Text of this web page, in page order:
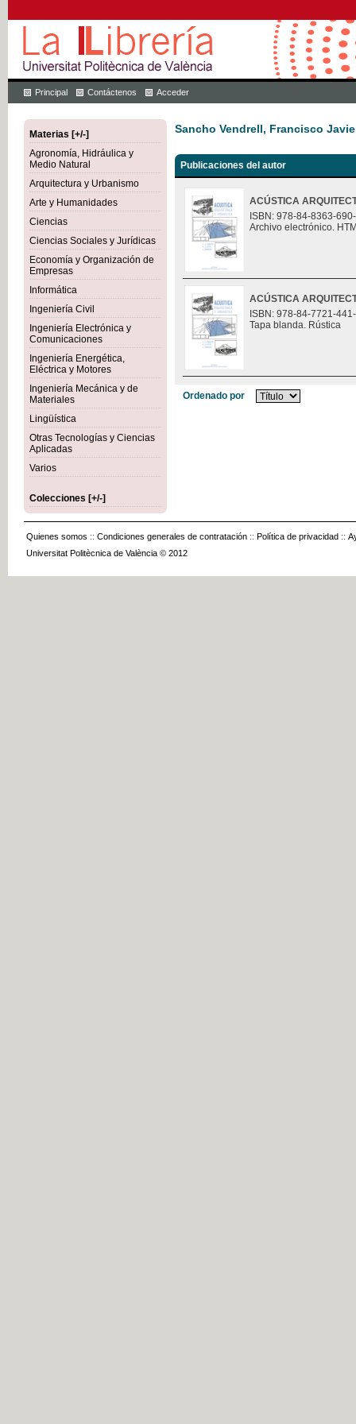
Principal Contáctenos Acceder
Materias [+/-]
Agronomía, Hidráulica y
Medio Natural
Arquitectura y Urbanismo
Arte y Humanidades
Ciencias
Ciencias Sociales y Jurídicas
Economía y Organización de
Empresas
Informática
Ingeniería Civil
Ingeniería Electrónica y
Comunicaciones
Ingeniería Energética,
Eléctrica y Motores
Ingeniería Mecánica y de
Materiales
Lingüística
Otras Tecnologías y Ciencias
Aplicadas
Varios
Colecciones [+/-]
Sancho Vendrell, Francisco
Publicaciones del autor
ACÚSTICA
ISBN: 978-84-8363-
Archivo electrónico.
ACÚSTICA
ISBN: 978-84-7721-
Tapa blanda. Rústica
Ordenado por
Quienes somos :: Condiciones generales de contratación :: Política de privacidad ::
Universitat Politècnica de València © 2012